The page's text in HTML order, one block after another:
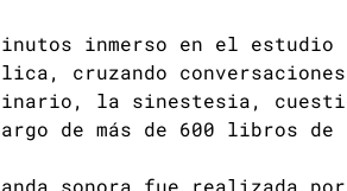
inmerso en el estudio
cruzando
la sinestesia,
de más de 600 libros de
sonora fue realizada